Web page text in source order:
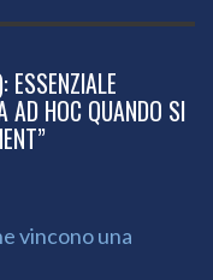
ESSENZIALE
AD HOC QUANDO SI